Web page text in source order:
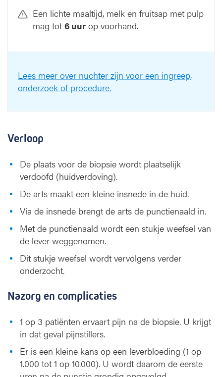
Een lichte maaltijd, melk en fruitsap met pulp
mag tot 6 uur op voorhand.
Lees meer over nuchter zijn voor een ingreep,
onderzoek of procedure.
Verloop
De plaats voor de biopsie wordt plaatselijk
verdoofd (huidverdoving).
De arts maakt een kleine insnede in de huid.
Via de insnede brengt de arts de punctienaald in.
Met de punctienaald wordt een stukje weefsel van
de lever weggenomen.
Dit stukje weefsel wordt vervolgens verder
onderzocht.
Nazorg en complicaties
1 op 3 patiënten ervaart pijn na de biopsie. U krijgt
in dat geval pijnstillers.
Er is een kleine kans op een leverbloeding (1 op
1.000 tot 1 op 10.000). U wordt daarom de eerste